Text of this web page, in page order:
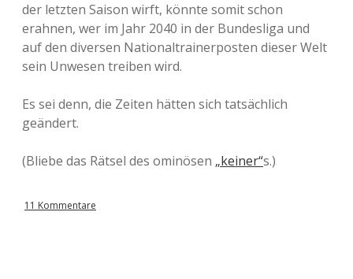
der letzten Saison wirft, könnte somit schon
erahnen, wer im Jahr 2040 in der Bundesliga und
auf den diversen Nationaltrainerposten dieser Welt
sein Unwesen treiben wird.
Es sei denn, die Zeiten hätten sich tatsächlich
geändert.
(Bliebe das Rätsel des ominösen „keiner“s.)
11 Kommentare